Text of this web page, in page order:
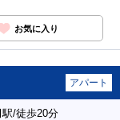
お気に入り
アパート
駅/徒歩20分